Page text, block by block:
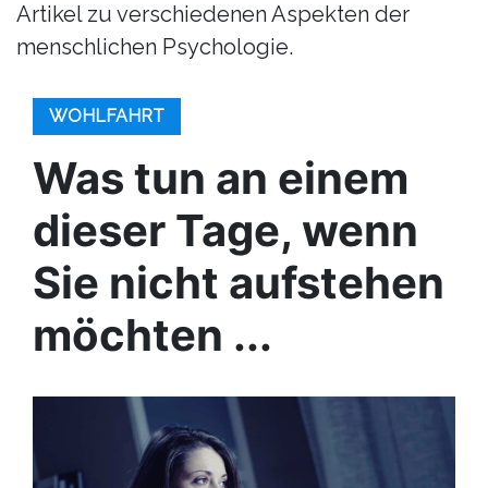
Artikel zu verschiedenen Aspekten der
menschlichen Psychologie.
WOHLFAHRT
Was tun an einem
dieser Tage, wenn
Sie nicht aufstehen
möchten ...